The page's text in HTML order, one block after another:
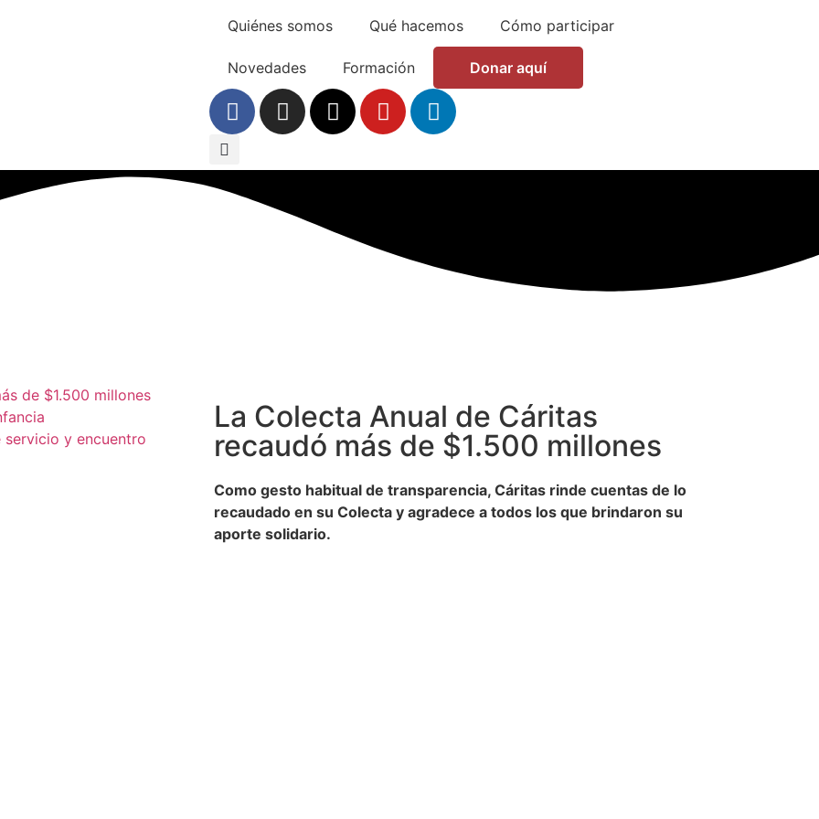
Quiénes somos Qué hacemos Cómo participar
Novedades Formación Donar aquí
de $1.500 millones
servicio y encuentro
La Colecta Anual de Cáritas
recaudó más de $1.500 millones
Como gesto habitual de transparencia, Cáritas rinde cuentas de lo
recaudado en su Colecta y agradece a todos los que brindaron su
aporte solidario.